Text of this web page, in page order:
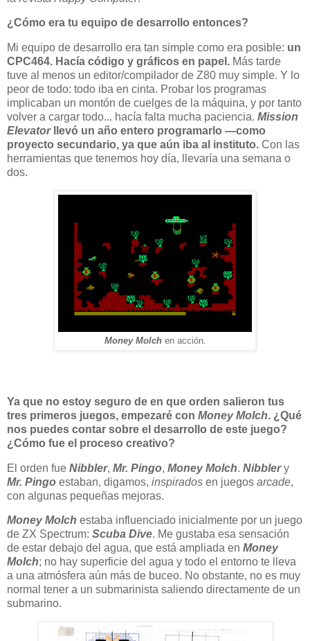
¿Cómo era tu equipo de desarrollo entonces?
Mi equipo de desarrollo era tan simple como era posible: un
CPC464. Hacía código y gráficos en papel. Más tarde
tuve al menos un editor/compilador de Z80 muy simple. Y lo
peor de todo: todo iba en cinta. Probar los programas
implicaban un montón de cuelges de la máquina, y por tanto
volver a cargar todo... hacía falta mucha paciencia. Mission
Elevator
llevó un año entero programarlo —como
proyecto secundario, ya que aún iba al instituto. Con las
herramientas que tenemos hoy día, llevaría una semana o
dos.
Money Molchen acción.
Ya que no estoy seguro de en que orden salieron tus
tres primeros juegos, empezaré con Money Molch. ¿Qué
nos puedes contar sobre el desarrollo de este juego?
¿Cómo fue el proceso creativo?
El orden fue Nibbler, Mr. Pingo, Money Molch. Nibblery
Mr. Pingo estaban, digamos, inspirados en juegos arcade,
con algunas pequeñas mejoras.
Money Molch estaba influenciado inicialmente por un juego
de ZX Spectrum: Scuba Dive. Me gustaba esa sensación
de estar debajo del agua, que está ampliada en Money
Molch; no hay superficie del agua y todo el entorno te lleva
a una atmósfera aún más de buceo. No obstante, no es muy
normal tener a un submarinista saliendo directamente de un
submarino.